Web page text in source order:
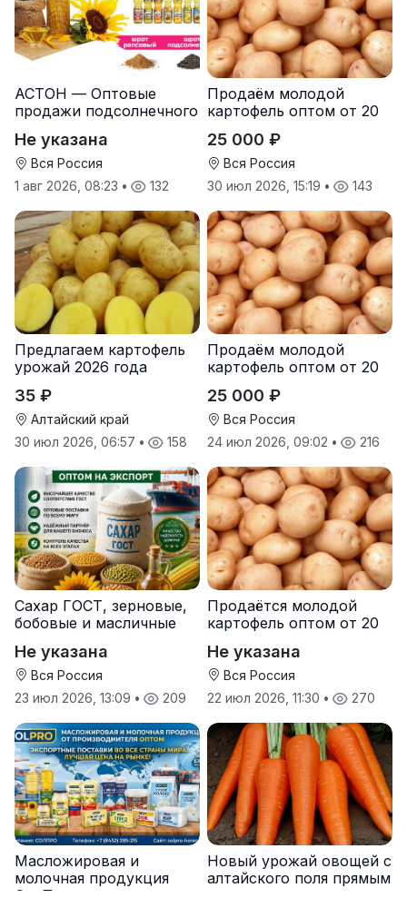
АСТОН — Оптовые
продажи подсолнечного
Экспорт
Не указана
Вся Россия
1 авг 2026, 08:23 • 132
Продаём молодой
картофель оптом от 20
25 000 ₽
Вся Россия
30 июл 2026, 15:19 • 143
Предлагаем картофель
урожай 2026 года
35 ₽
Алтайский край
30 июл 2026, 06:57 • 158
Продаём молодой
картофель оптом от 20
25 000 ₽
Вся Россия
24 июл 2026, 09:02 • 216
Сахар ГОСТ, зерновые,
бобовые и масличные
Не указана
Вся Россия
23 июл 2026, 13:09 • 209
Продаётся молодой
картофель оптом от 20
Не указана
Вся Россия
22 июл 2026, 11:30 • 270
Масложировая и
молочная продукция
Новый урожай овощей с
алтайского поля прямым